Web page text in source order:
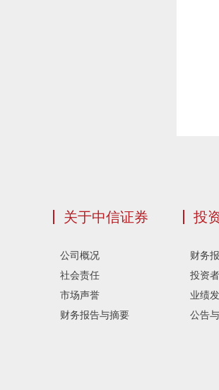
关于中信证券
公司概况
社会责任
市场声誉
财务报告与摘要
投
财务
投资
业绩
公告